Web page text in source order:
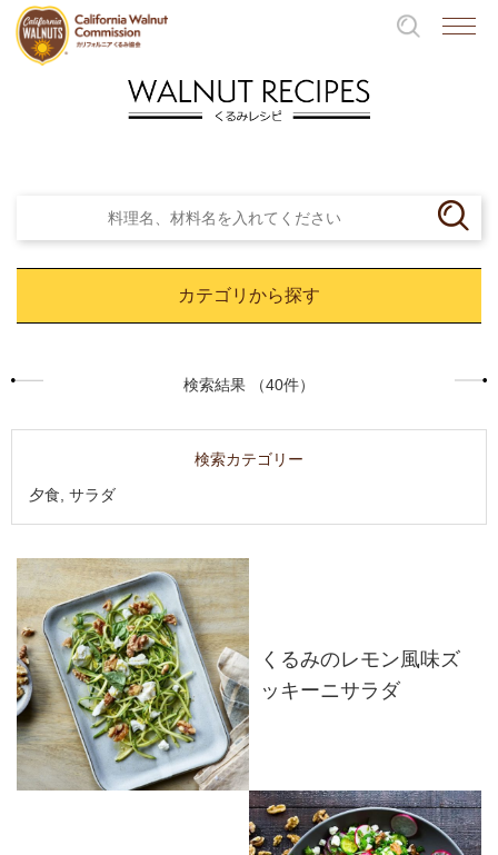
カテゴリから探す
検索結果 （40件）
検索カテゴリー
夕食, サラダ
くるみのレモン風味ズ
ッキーニサラダ